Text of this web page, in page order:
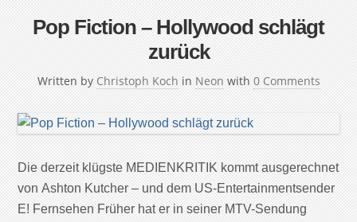
Pop Fiction – Hollywood schlägt
zurück
Written by Christoph Koch in Neon with 0 Comments
Die derzeit klügste MEDIENKRITIK kommt ausgerechnet
von Ashton Kutcher – und dem US-Entertainmentsender
E! Fernsehen Früher hat er in seiner MTV-Sendung